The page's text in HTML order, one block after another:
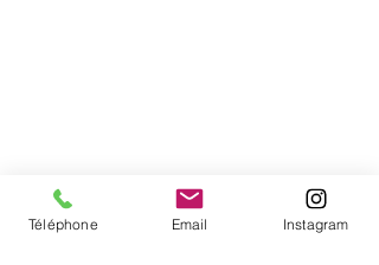
Téléphone Email Instagram